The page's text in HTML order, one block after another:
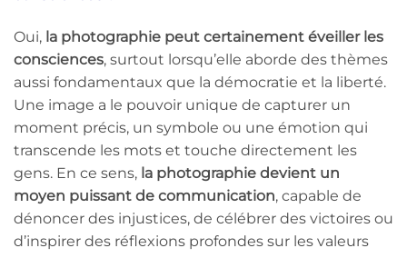
Oui, la photographie peut certainement éveiller les
consciences, surtout lorsqu’elle aborde des thèmes
aussi fondamentaux que la démocratie et la liberté.
Une image a le pouvoir unique de capturer un
moment précis, un symbole ou une émotion qui
transcende les mots et touche directement les
gens. En ce sens, la photographie devient un
moyen puissant de communication, capable de
dénoncer des injustices, de célébrer des victoires ou
d’inspirer des réflexions profondes sur les valeurs